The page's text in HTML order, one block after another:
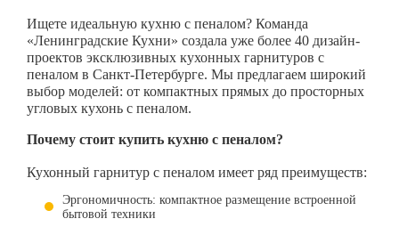
Ищете идеальную кухню с пеналом? Команда
«Ленинградские Кухни» создала уже более 40 дизайн-
проектов эксклюзивных кухонных гарнитуров с
пеналом в Санкт-Петербурге. Мы предлагаем широкий
выбор моделей: от компактных прямых до просторных
угловых кухонь с пеналом.
Почему стоит купить кухню с пеналом?
Кухонный гарнитур с пеналом имеет ряд преимуществ:
Эргономичность: компактное размещение встроенной
бытовой техники